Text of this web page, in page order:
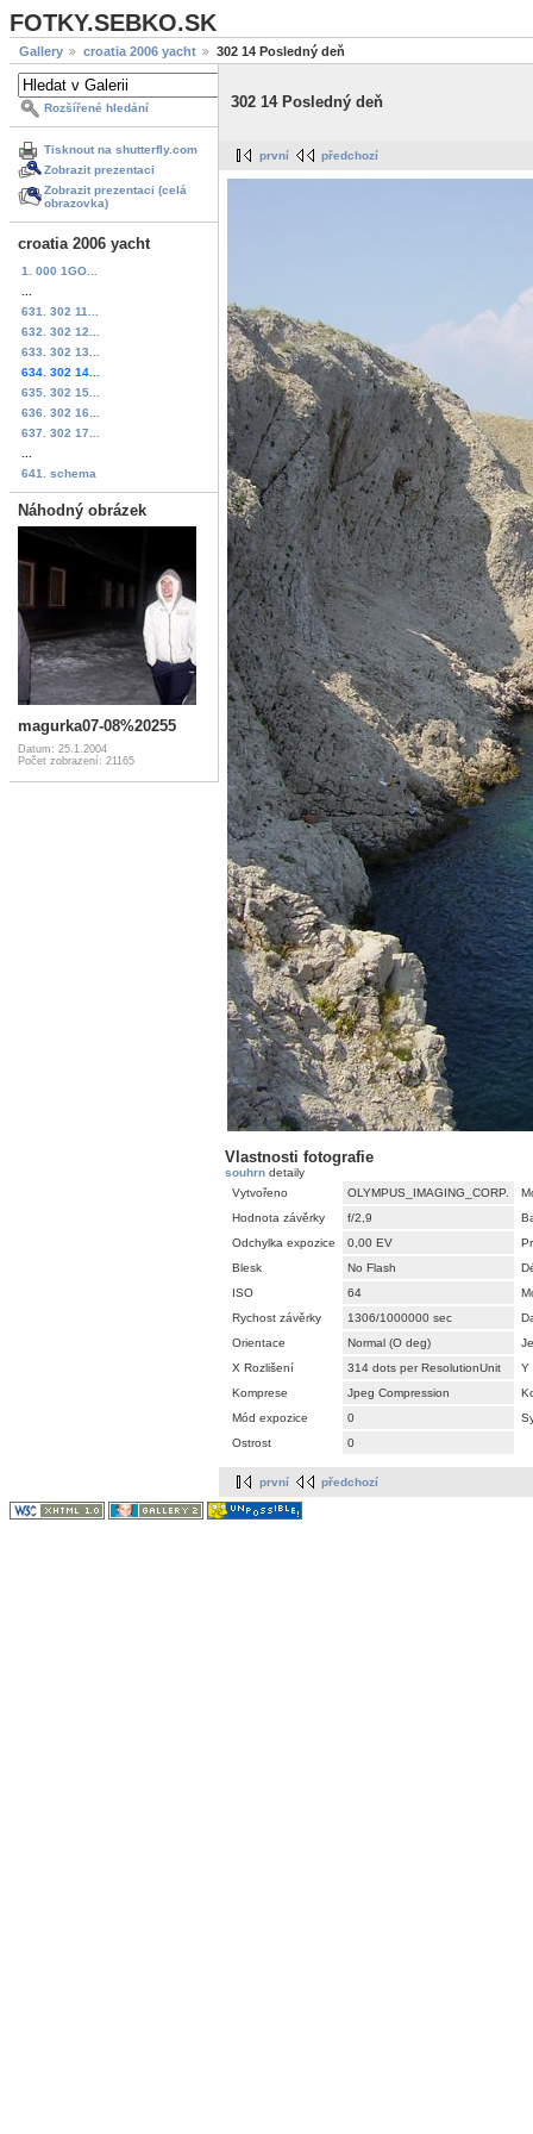
FOTKY.SEBKO.SK
Gallery croatia 2006 yacht 302 14 Posledný deň
Rozšířené hledání
Tisknout na shutterfly.com
Zobrazit prezentaci
Zobrazit prezentaci (celá
obrazovka)
croatia 2006 yacht
1. 000 1GO...
631. 302 11...
632. 302 12...
633. 302 13...
634. 302 14...
635. 302 15...
636. 302 16...
637. 302 17...
641. schema
Náhodný obrázek
magurka07-08%20255
Datum: 25.1.2004
Počet zobrazení: 21165
302 14 Posledný deň
první předchozí
Vlastnosti fotografie
souhrn detaily
Vytvořeno
OLYMPUS_IMAGING_CORP.
Hodnota závěrky
f/2,9
Odchylka expozice
0,00 EV
Blesk
No Flash
ISO
64
Rychost závěrky
1306/1000000 sec
Orientace
Normal (O deg)
X Rozlišení
314 dots per ResolutionUnit
Y
Komprese
Jpeg Compression
Mód expozice
0
Ostrost
0
první předchozí